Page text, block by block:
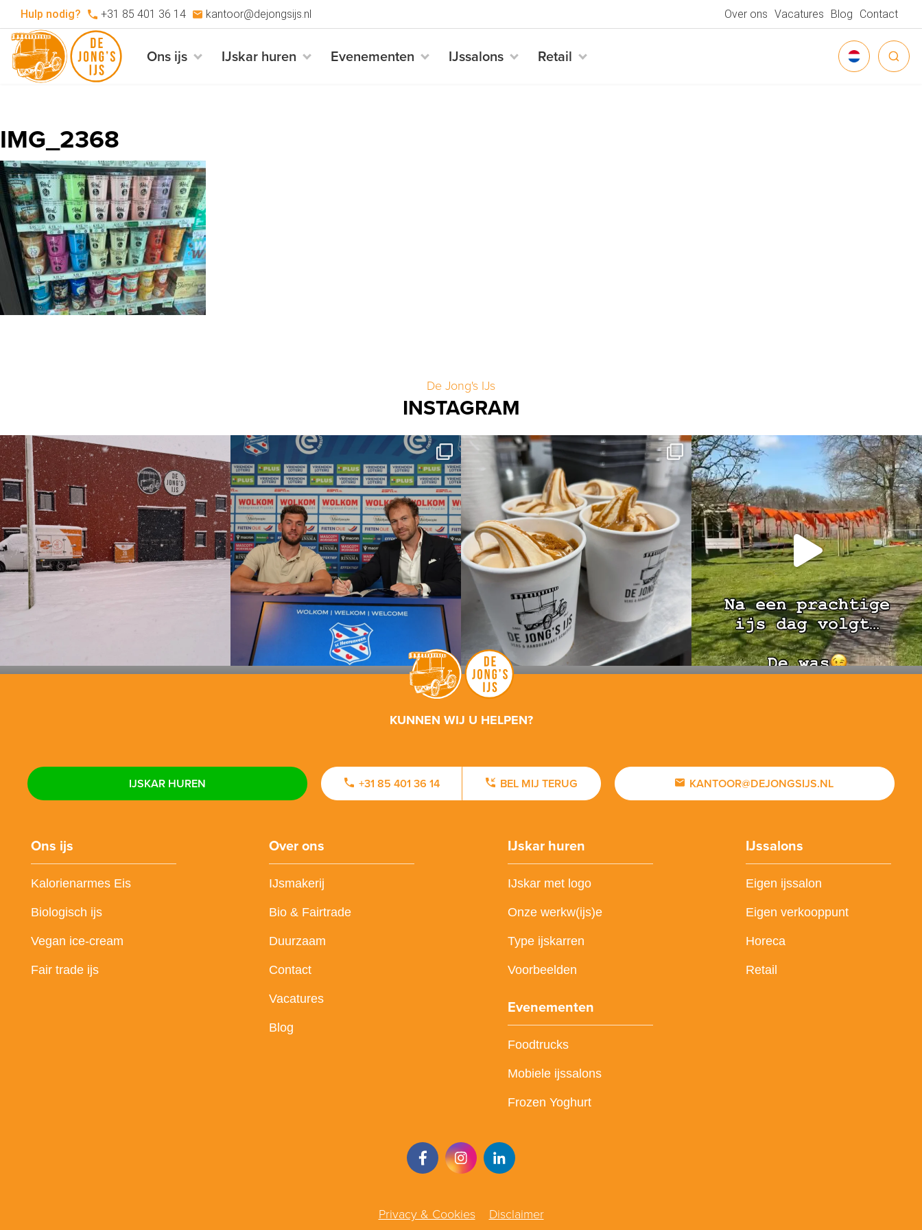
Hulp nodig? +31 85 401 36 14 kantoor@dejongsijs.nl Over ons Vacatures Blog Contact
Ons ijs IJskar huren Evenementen IJssalons Retail
IMG_2368
De Jong's IJs
INSTAGRAM
KUNNEN WIJ U HELPEN?
IJSKAR HUREN +31 85 401 36 14 BEL MIJ TERUG KANTOOR@DEJONGSIJS.NL
Ons ijs
Kalorienarmes Eis
Biologisch ijs
Vegan ice-cream
Fair trade ijs
Over ons
IJsmakerij
Bio & Fairtrade
Duurzaam
Contact
Vacatures
Blog
IJskar huren
IJskar met logo
Onze werkw(ijs)e
Type ijskarren
Voorbeelden
Evenementen
Foodtrucks
Mobiele ijssalons
Frozen Yoghurt
IJssalons
Eigen ijssalon
Eigen verkooppunt
Horeca
Retail
Privacy & Cookies
Disclaimer